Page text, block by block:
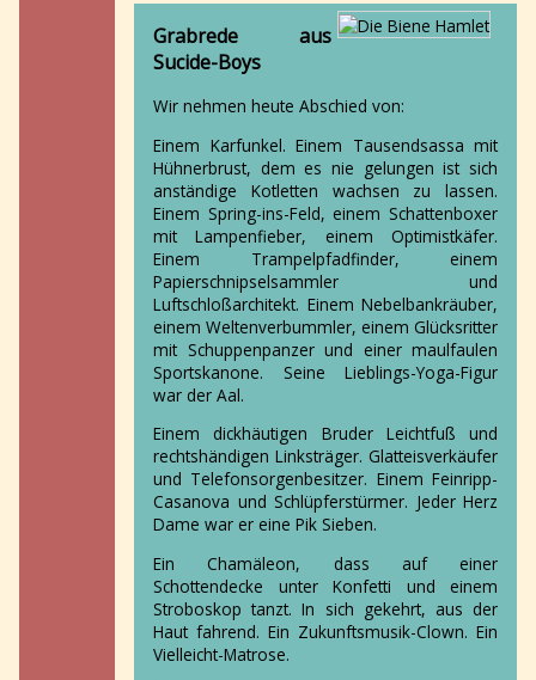
Grabrede aus
Sucide-Boys
Wir nehmen heute Abschied von:
Einem Karfunkel. Einem Tausendsassa mit
Hühnerbrust, dem es nie gelungen ist sich
anständige Kotletten wachsen zu lassen.
Einem Spring-ins-Feld, einem Schattenboxer
mit Lampenfieber, einem Optimistkäfer.
Einem Trampelpfadfinder, einem
Papierschnipselsammler und
Luftschloßarchitekt. Einem Nebelbankräuber,
einem Weltenverbummler, einem Glücksritter
mit Schuppenpanzer und einer maulfaulen
Sportskanone. Seine Lieblings-Yoga-Figur
war der Aal.
Einem dickhäutigen Bruder Leichtfuß und
rechtshändigen Linksträger. Glatteisverkäufer
und Telefonsorgenbesitzer. Einem Feinripp-
Casanova und Schlüpferstürmer. Jeder Herz
Dame war er eine Pik Sieben.
Ein Chamäleon, dass auf einer
Schottendecke unter Konfetti und einem
Stroboskop tanzt. In sich gekehrt, aus der
Haut fahrend. Ein Zukunftsmusik-Clown. Ein
Vielleicht-Matrose.